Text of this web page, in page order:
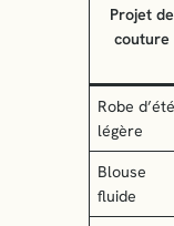
Projet de
couture
Robe d’été
légère
Blouse
fluide